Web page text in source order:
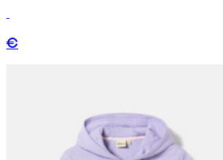
€